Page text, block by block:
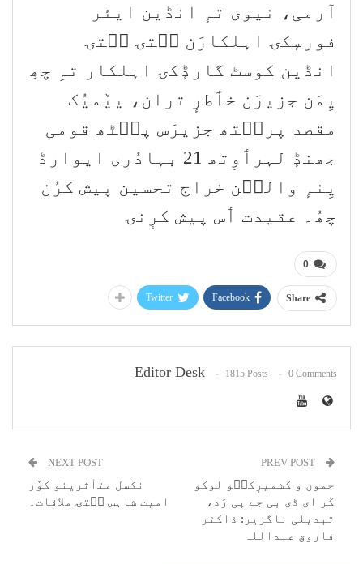
آرمی، نیوی تہٕ انڈین ایئر
فورسٕکۍ اہلکارَن سۭتۍ سۭتۍ
انڈین کوسٹ گارڈٕکۍ اہلکار تہِ چھِ
یِمَن جزیرَن خٲطرٕ تران، ییٚمیُک
مقصد پرٮ۪تھ جزیرَس پٮ۪ٹھ قومی
جھنڈٕ لہرٲوِتھ 21 بہادُری ایوارڈ
یِنہٕ والٮ۪ن خراج تحسین پیش کرُن
چھُ۔ عقیدت ٲس پیش کرٕنۍ
0
Share
Facebook
Twitter
Editor Desk 1815 Posts 0 Comments
جموں و کشمیرٕکٮ۪و لوکو
کٔر ای ڈی بی جے پی رَد،
تبدیلی ناگزیر: ڈاکٹر
فاروق عبداللہ
NEXT POST
نکسل متٲثرینو کوٚر
امیت شاہس سۭتۍ ملاقات۔